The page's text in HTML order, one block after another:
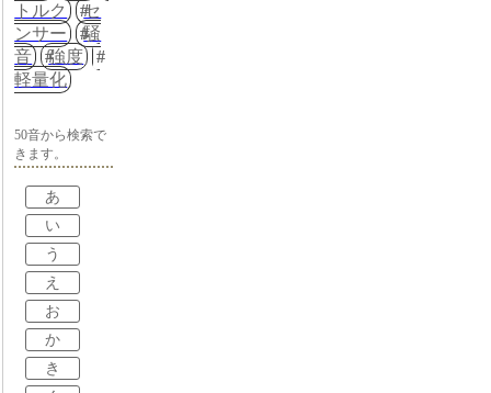
トルク
セ
ンサー
騒
音
強度
軽量化
50音から検索で
きます。
あ
い
う
え
お
か
き